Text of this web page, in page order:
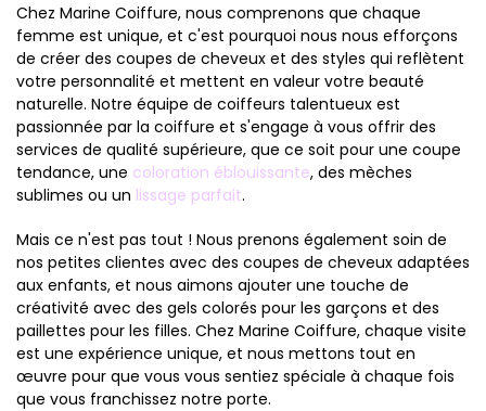
Chez Marine Coiffure, nous comprenons que chaque
femme est unique, et c'est pourquoi nous nous efforçons
de créer des coupes de cheveux et des styles qui reflètent
votre personnalité et mettent en valeur votre beauté
naturelle. Notre équipe de coiffeurs talentueux est
passionnée par la coiffure et s'engage à vous offrir des
services de qualité supérieure, que ce soit pour une coupe
tendance, une coloration éblouissante, des mèches
sublimes ou un lissage parfait.
Mais ce n'est pas tout ! Nous prenons également soin de
nos petites clientes avec des coupes de cheveux adaptées
aux enfants, et nous aimons ajouter une touche de
créativité avec des gels colorés pour les garçons et des
paillettes pour les filles. Chez Marine Coiffure, chaque visite
est une expérience unique, et nous mettons tout en
œuvre pour que vous vous sentiez spéciale à chaque fois
que vous franchissez notre porte.